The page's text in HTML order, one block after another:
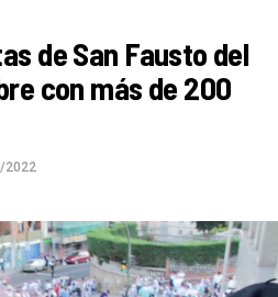
de San Fausto del
con más de 200
2022